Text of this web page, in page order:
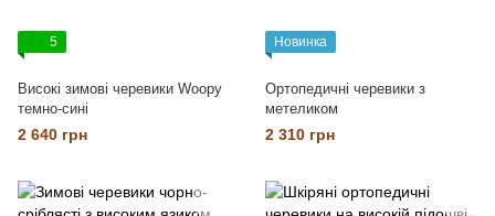
5
Високі зимові черевики Woopy
темно-сині
2 640 грн
Новинка
Ортопедичні черевики з
метеликом
2 310 грн